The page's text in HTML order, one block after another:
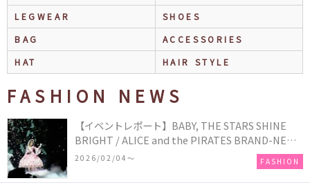
LEGWEAR
SHOES
BAG
ACCESSORIES
HAT
HAIR STYLE
FASHION NEWS
【イベントレポート】BABY, THE STARS SHINE
BRIGHT / ALICE and the PIRATES BRAND-NEW
COLLECTION in TOKYO
2026/02/04〜 FASHION